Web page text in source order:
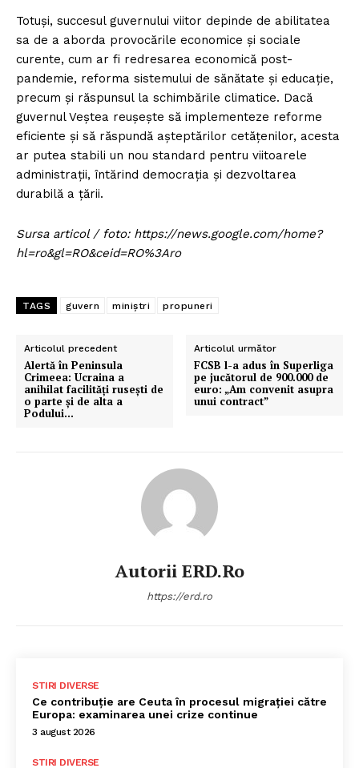
Totuși, succesul guvernului viitor depinde de abilitatea
sa de a aborda provocările economice și sociale
curente, cum ar fi redresarea economică post-
pandemie, reforma sistemului de sănătate și educație,
precum și răspunsul la schimbările climatice. Dacă
guvernul Veștea reușește să implementeze reforme
eficiente și să răspundă așteptărilor cetățenilor, acesta
ar putea stabili un nou standard pentru viitoarele
administrații, întărind democrația și dezvoltarea
durabilă a țării.
Sursa articol / foto: https://news.google.com/home?
hl=ro&gl=RO&ceid=RO%3Aro
TAGS guvern miniștri propuneri
Articolul precedent
Alertă în Peninsula
Crimeea: Ucraina a
anihilat facilități rusești de
o parte și de alta a
Podului…
Articolul următor
FCSB l-a adus în Superliga
pe jucătorul de 900.000 de
euro: „Am convenit asupra
unui contract”
Autorii ERD.ro
https://erd.ro
STIRI DIVERSE
Ce contribuție are Ceuta în procesul migrației către
Europa: examinarea unei crize continue
3 august 2026
STIRI DIVERSE